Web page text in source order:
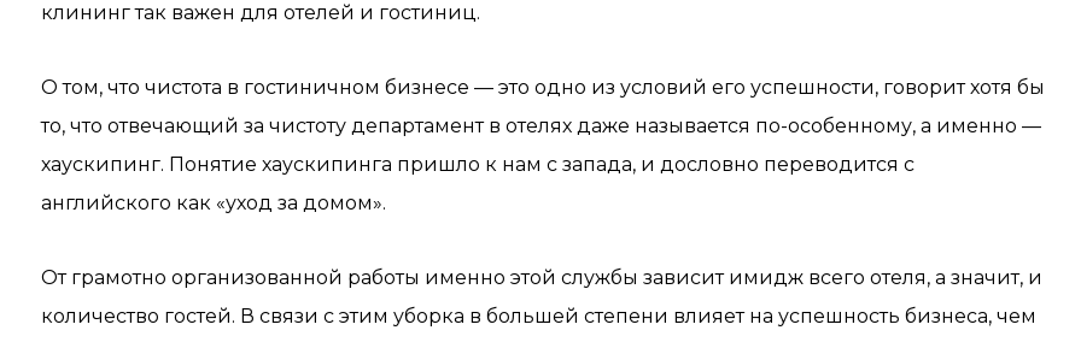
клининг так важен для отелей и гостиниц.
О том, что чистота в гостиничном бизнесе — это одно из условий его успешности, говорит хотя бы
то, что отвечающий за чистоту департамент в отелях даже называется по-особенному, а именно —
хаускипинг. Понятие хаускипинга пришло к нам с запада, и дословно переводится с
английского как «уход за домом».
От грамотно организованной работы именно этой службы зависит имидж всего отеля, а значит, и
количество гостей. В связи с этим уборка в большей степени влияет на успешность бизнеса, чем